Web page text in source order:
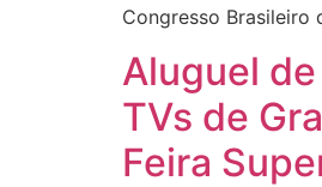
Congresso Brasileiro
Aluguel
TVs de
Feira